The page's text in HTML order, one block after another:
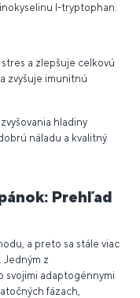
l-tryptophan.
a zlepšuje celkovú
zvyšuje imunitnú
hladiny
náladu a kvalitný
Prehľad
a preto sa stále viac
z
svojimi adaptogénnymi
fázach,